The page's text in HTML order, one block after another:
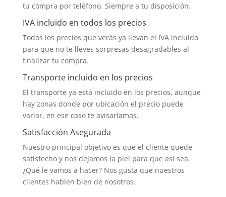
tu compra por teléfono. Siempre a tu disposición.
IVA incluido en todos los precios
Todos los precios que verás ya llevan el IVA incluido
para que no te lleves sorpresas desagradables al
finalizar tu compra.
Transporte incluido en los precios
El transporte ya está incluido en los precios, aunque
hay zonas donde por ubicación el precio puede
variar, en ese caso te avisaríamos.
Satisfacción Asegurada
Nuestro principal objetivo es que el cliente quede
satisfecho y nos dejamos la piel para que así sea.
¿Qué le vamos a hacer? Nos gusta que nuestros
clientes hablen bien de nosotros.